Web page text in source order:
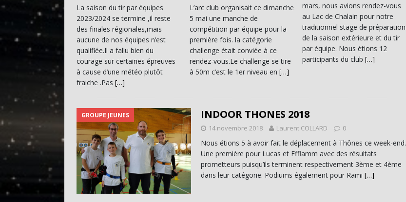
La saison du tir par équipes
2023/2024 se termine ,il reste
des finales régionales,mais
aucune de nos équipes n’est
qualifiée.Il a fallu bien du
courage sur certaines épreuves
à cause d’une météo plutôt
fraiche .Pas […]
L’arc club organisait ce dimanche
5 mai une manche de
compétition par équipe pour la
première fois. la catégorie
challenge était conviée à ce
rendez-vous.Le challenge se tire
à 50m c’est le 1er niveau en […]
mars, nous avions rendez-vous
au Lac de Chalain pour notre
traditionnel stage de préparation
de la saison extérieure et du tir
par équipe. Nous étions 12
participants du club[…]
GROUPE JEUNES INDOOR THONES 2018
14 novembre 2018 Laurent COLLARD 0
Nous étions 5 à avoir fait le déplacement à Thônes ce week-end.
Une première pour Lucas et Efflamm avec des résultats
prometteurs puisqu’ils terminent respectivement 3ème et 4ème
dans leur catégorie. Podiums également pour Rami […]